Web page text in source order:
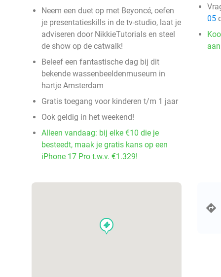
Neem een duet op met Beyoncé, oefen
je presentatieskills in de tv-studio, laat je
adviseren door NikkieTutorials en steel
de show op de catwalk!
Beleef een fantastische dag bij dit
bekende wassenbeeldenmuseum in
hartje Amsterdam
Gratis toegang voor kinderen t/m 1 jaar
Ook geldig in het weekend!
Alleen vandaag: bij elke €10 die je
besteedt, maak je gratis kans op een
iPhone 17 Pro t.w.v. €1.329!
05
events